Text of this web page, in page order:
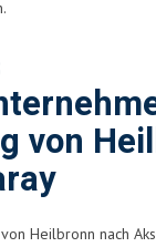
von
Heilbronn nach